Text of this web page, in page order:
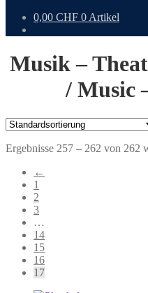
0,00 CHF 0 Artikel
Musik –
/ Music
Ergebnisse 257 – 262 von 262
←
1
2
3
…
14
15
16
17